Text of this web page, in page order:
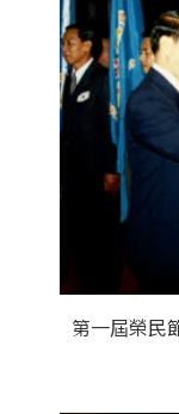
第一屆榮民